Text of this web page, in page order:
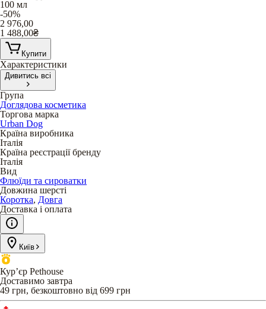
100 мл
-50%
2 976,00
1 488,00₴
Купити
Характеристики
Дивитись всі
Група
Доглядова косметика
Торгова марка
Urban Dog
Країна виробника
Італія
Країна реєстрації бренду
Італія
Вид
Флюїди та сироватки
Довжина шерсті
Коротка, Довга
Доставка і оплата
Київ
Кур’єр Pethouse
Доставимо завтра
49 грн, безкоштовно від 699 грн